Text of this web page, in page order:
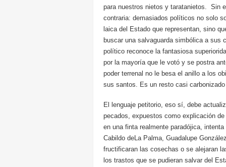
para nuestros nietos y taratanietos. Sin
contraria: demasiados políticos no solo
laica del Estado que representan, sino
buscar una salvaguarda simbólica a
político reconoce la fantasiosa
por la mayoría que le votó y se postra
poder terrenal no le besa el anillo a los
sus santos. Es un resto casi
El lenguaje petitorio, eso sí, debe
pecados, expuestos como explicación
en una finta realmente paradójica,
Cabildo deLa Palma, Guadalupe
fructificaran las cosechas o se alejaran
los trastos que se pudieran salvar del